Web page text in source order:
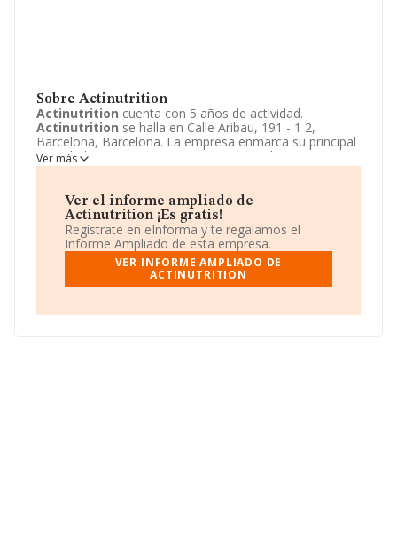
Sobre Actinutrition
Actinutrition cuenta con 5 años de actividad.
Actinutrition se halla en Calle Aribau, 191 - 1 2,
Barcelona, Barcelona. La empresa enmarca su principal
actividad CNAE como 4690 - Comercio al por mayor no
especializado.Actinutritiontoma la forma jurídica de
Ver más
Ver el informe ampliado de
Actinutrition ¡Es gratis!
Regístrate en eInforma y te regalamos el
Informe Ampliado de esta empresa.
VER INFORME AMPLIADO DE
ACTINUTRITION